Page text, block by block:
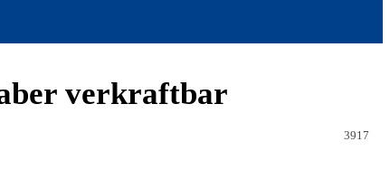
verkraftbar
3917